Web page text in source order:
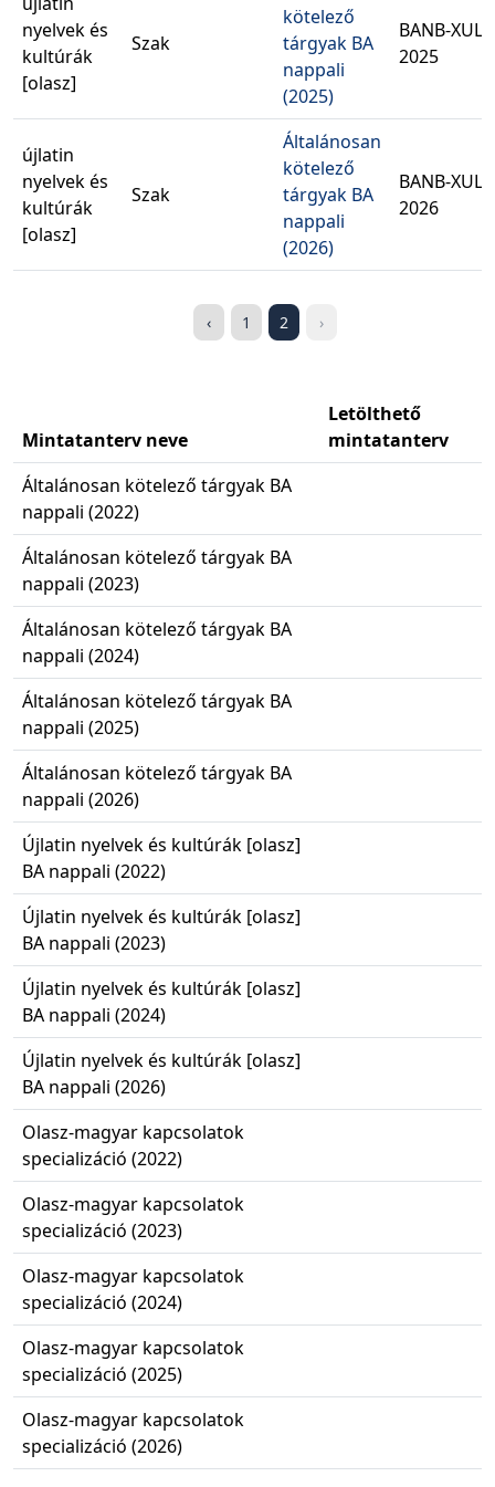
nyelvek és
kultúrák
[olasz]
Szak
kötelező
tárgyak BA
nappali
(2025)
BANB-
2025
újlatin
nyelvek és
kultúrák
[olasz]
Szak
Általánosan
kötelező
tárgyak BA
nappali
(2026)
BANB-
2026
‹ 1 2 ›
Mintatanterv neve
Letölthető
mintatanterv
Általánosan kötelező tárgyak BA
nappali (2022)
Általánosan kötelező tárgyak BA
nappali (2023)
Általánosan kötelező tárgyak BA
nappali (2024)
Általánosan kötelező tárgyak BA
nappali (2025)
Általánosan kötelező tárgyak BA
nappali (2026)
Újlatin nyelvek és kultúrák [olasz]
BA nappali (2022)
Újlatin nyelvek és kultúrák [olasz]
BA nappali (2023)
Újlatin nyelvek és kultúrák [olasz]
BA nappali (2024)
Újlatin nyelvek és kultúrák [olasz]
BA nappali (2026)
Olasz-magyar kapcsolatok
specializáció (2022)
Olasz-magyar kapcsolatok
specializáció (2023)
Olasz-magyar kapcsolatok
specializáció (2024)
Olasz-magyar kapcsolatok
specializáció (2025)
Olasz-magyar kapcsolatok
specializáció (2026)